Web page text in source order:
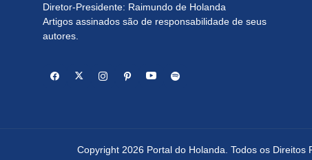
Diretor-Presidente: Raimundo de Holanda
Artigos assinados são de responsabilidade de seus
autores.
Copyright 2026 Portal do Holanda. Todos os Direitos